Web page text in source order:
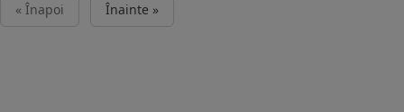
« Înapoi Înainte »